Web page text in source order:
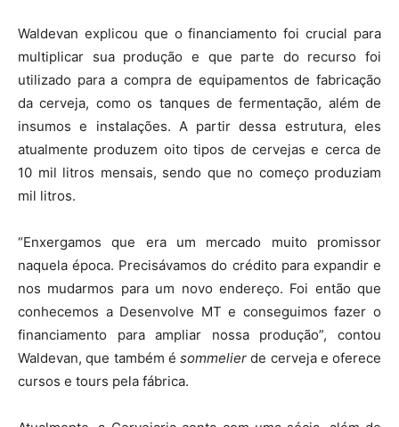
Waldevan explicou que o financiamento foi crucial para
multiplicar sua produção e que parte do recurso foi
utilizado para a compra de equipamentos de fabricação
da cerveja, como os tanques de fermentação, além de
insumos e instalações. A partir dessa estrutura, eles
atualmente produzem oito tipos de cervejas e cerca de
10 mil litros mensais, sendo que no começo produziam
mil litros.
“Enxergamos que era um mercado muito promissor
naquela época. Precisávamos do crédito para expandir e
nos mudarmos para um novo endereço. Foi então que
conhecemos a Desenvolve MT e conseguimos fazer o
financiamento para ampliar nossa produção”, contou
Waldevan, que também é sommelier de cerveja e oferece
cursos e tours pela fábrica.